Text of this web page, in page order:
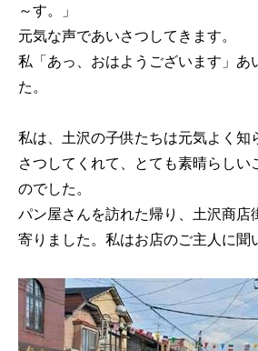
～す。」
元気な声であいさつしてきます。
私「あっ、おはようございます」あ
た。
私は、土沢の子供たちは元気よく知
さつしてくれて、とても素晴らしい
のでした。
パン屋さんを訪れた帰り、土沢商店
寄りました。私はお店のご主人に聞